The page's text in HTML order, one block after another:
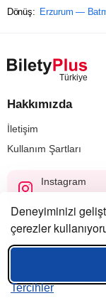
Dönüş: Erzurum —
Hakkımızda
İletişim
Kullanım Şartları
Instagram
© 2023 — 2026,
Tüm hakları saklıdır.
çerez politikası
Deneyiminizi
çerezler
Tercihler